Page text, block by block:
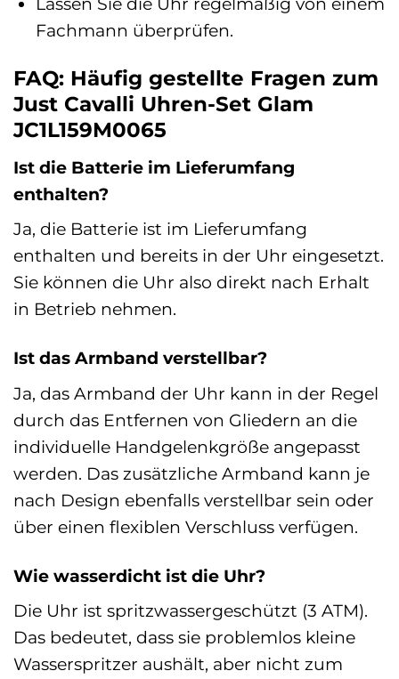
Fachmann überprüfen.
FAQ: Häufig gestellte Fragen zum
Just Cavalli Uhren-Set Glam
JC1L159M0065
Ist die Batterie im Lieferumfang
enthalten?
Ja, die Batterie ist im Lieferumfang
enthalten und bereits in der Uhr eingesetzt.
Sie können die Uhr also direkt nach Erhalt
in Betrieb nehmen.
Ist das Armband verstellbar?
Ja, das Armband der Uhr kann in der Regel
durch das Entfernen von Gliedern an die
individuelle Handgelenkgröße angepasst
werden. Das zusätzliche Armband kann je
nach Design ebenfalls verstellbar sein oder
über einen flexiblen Verschluss verfügen.
Wie wasserdicht ist die Uhr?
Die Uhr ist spritzwassergeschützt (3 ATM).
Das bedeutet, dass sie problemlos kleine
Wasserspritzer aushält, aber nicht zum